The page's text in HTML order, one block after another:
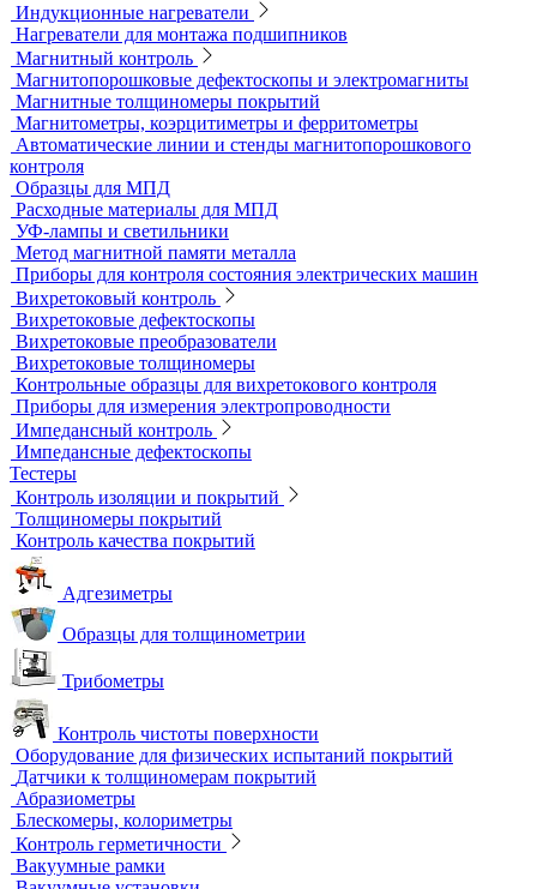
Нанотвердомеры
Портативные твердомеры
Твердомеры резины и пластмасс (дюрометры)
Универсальные твердомеры
Переносные твердомеры
Датчики для твердомеров
Дефектоскопы электролитические
Контроль проникающими веществами
Образцы для ЦД
Пенетрант, проявитель, очиститель
Ультрафиолетовые лампы
Принадлежности для контроля проникающими веществами
Индукционные нагреватели
Нагреватели для монтажа подшипников
Магнитный контроль
Магнитопорошковые дефектоскопы и электромагниты
Магнитные толщиномеры покрытий
Магнитометры, коэрцитиметры и ферритометры
Автоматические линии и стенды магнитопорошкового
контроля
Образцы для МПД
Расходные материалы для МПД
УФ-лампы и светильники
Метод магнитной памяти металла
Приборы для контроля состояния электрических машин
Вихретоковый контроль
Вихретоковые дефектоскопы
Вихретоковые преобразователи
Вихретоковые толщиномеры
Контрольные образцы для вихретокового контроля
Приборы для измерения электропроводности
Импедансный контроль
Импедансные дефектоскопы
Тестеры
Контроль изоляции и покрытий
Толщиномеры покрытий
Контроль качества покрытий
Адгезиметры